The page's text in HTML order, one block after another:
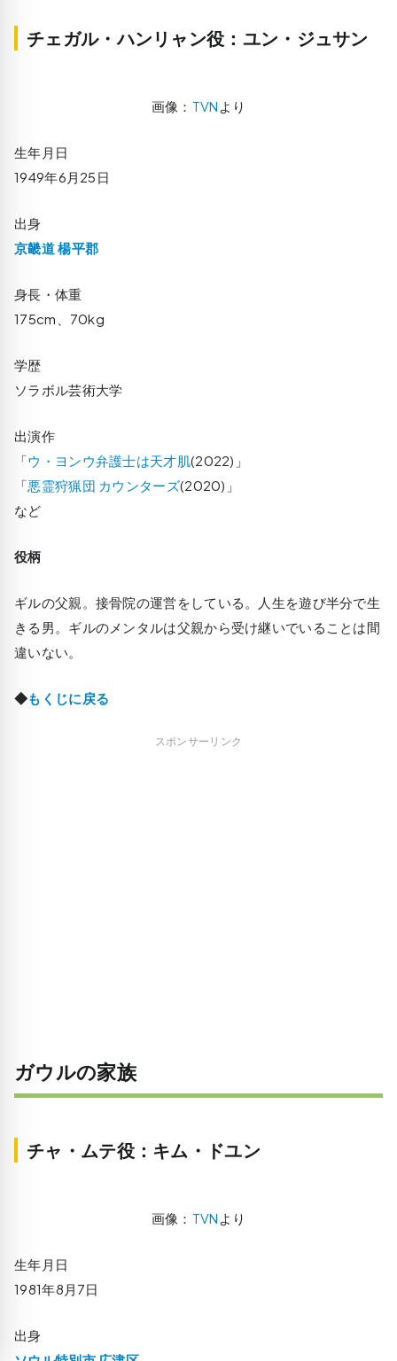
チェガル・ハンリャン役：ユン・ジュサン
画像： TVN より
生年月日
1949年6月25日
出身
京畿道 楊平郡
身長・体重
175cm、70kg
学歴
ソラボル芸術大学
出演作
「ウ・ヨンウ弁護士は天才肌(2022)」
「悪霊狩猟団 カウンターズ(2020)」
など
役柄
ギルの父親。接骨院の運営をしている。人生を遊び半分で生
きる男。ギルのメンタルは父親から受け継いでいることは間
違いない。
◆もくじに戻る
スポンサーリンク
ガウルの家族
チャ・ムテ役：キム・ドユン
画像： TVN より
生年月日
1981年8月7日
出身